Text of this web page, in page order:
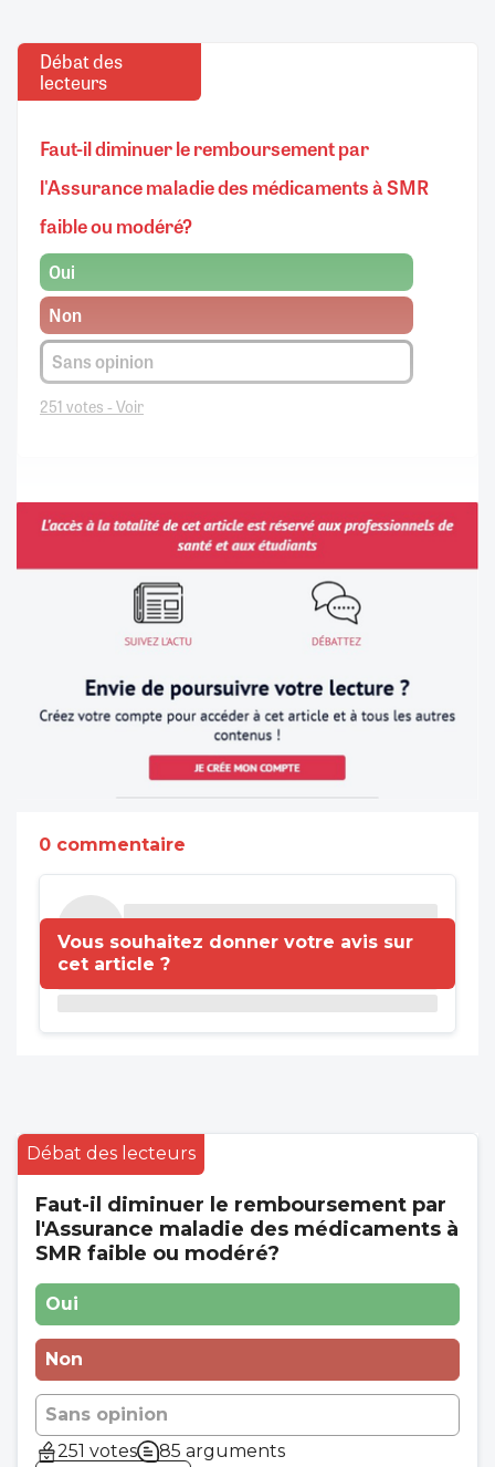
Débat des
lecteurs
Faut-il diminuer le remboursement par
l'Assurance maladie des médicaments à SMR
faible ou modéré?
Oui
Non
Sans opinion
251 votes - Voir
0 commentaire
Vous souhaitez donner votre avis sur
cet article ?
Débat des lecteurs
Faut-il diminuer le remboursement par
l'Assurance maladie des médicaments à
SMR faible ou modéré?
Oui
Non
Sans opinion
251 votes
85 arguments